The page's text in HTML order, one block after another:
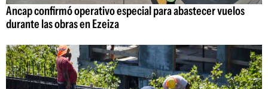
Ancap confirmó operativo especial para abastecer vuelos
durante las obras en Ezeiza